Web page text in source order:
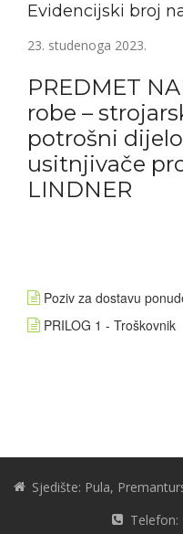
Evidencijski broj
23. studenoga 2023.
PREDMET
robe –
potrošni
usitnjivače
LINDNER
Poziv za dostavu
PRILOG 1 - Troškovnik
Sjedište: Pula,
Telefon: